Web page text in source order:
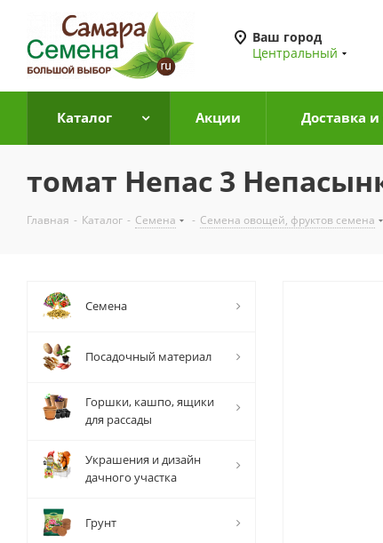
Ваш город
Центральный
Каталог Акции Доставка и
томат Непас 3
Главная - Каталог - Семена - Семена овощей, фруктов семена
Семена
Посадочный материал
Горшки, кашпо, ящики
для рассады
Украшения и дизайн
дачного участка
Грунт